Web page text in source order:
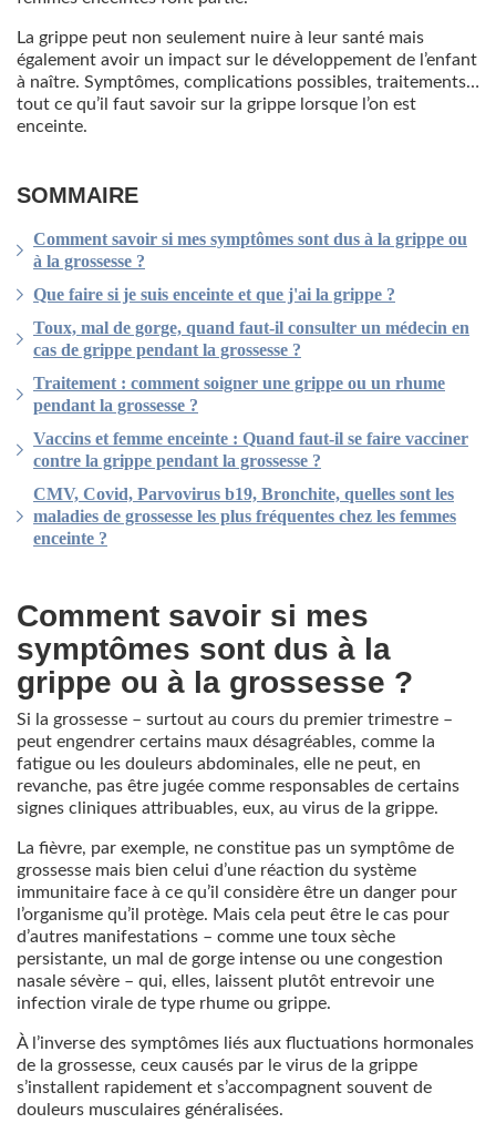
La grippe peut non seulement nuire à leur santé mais
également avoir un impact sur le développement de l’enfant
à naître. Symptômes, complications possibles, traitements…
tout ce qu’il faut savoir sur la grippe lorsque l’on est
enceinte.
SOMMAIRE
Comment savoir si mes symptômes sont dus à la grippe ou
à la grossesse ?
Que faire si je suis enceinte et que j'ai la grippe ?
Toux, mal de gorge, quand faut-il consulter un médecin en
cas de grippe pendant la grossesse ?
Traitement : comment soigner une grippe ou un rhume
pendant la grossesse ?
Vaccins et femme enceinte : Quand faut-il se faire vacciner
contre la grippe pendant la grossesse ?
CMV, Covid, Parvovirus b19, Bronchite, quelles sont les
maladies de grossesse les plus fréquentes chez les femmes
enceinte ?
Comment savoir si mes
symptômes sont dus à la
grippe ou à la grossesse ?
Si la grossesse – surtout au cours du premier trimestre –
peut engendrer certains maux désagréables, comme la
fatigue ou les douleurs abdominales, elle ne peut, en
revanche, pas être jugée comme responsables de certains
signes cliniques attribuables, eux, au virus de la grippe.
La fièvre, par exemple, ne constitue pas un symptôme de
grossesse mais bien celui d’une réaction du système
immunitaire face à ce qu’il considère être un danger pour
l’organisme qu’il protège. Mais cela peut être le cas pour
d’autres manifestations – comme une toux sèche
persistante, un mal de gorge intense ou une congestion
nasale sévère – qui, elles, laissent plutôt entrevoir une
infection virale de type rhume ou grippe.
À l’inverse des symptômes liés aux fluctuations hormonales
de la grossesse, ceux causés par le virus de la grippe
s’installent rapidement et s’accompagnent souvent de
douleurs musculaires généralisées.